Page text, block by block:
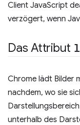
Client JavaScript
verzögert, wenn
Das Attribut
Chrome lädt Bilder
nachdem, wo sie
unterhalb des